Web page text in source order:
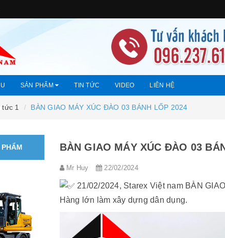
SẢN PHẨM TIN TỨC VIDEO LIÊN HỆ
1 BÀN GIAO MÁY XÚC ĐÀO 03 BÁNH LỐP 2024
BÀN GIAO MÁY XÚC ĐÀO 03
Mr Huy 22/02/2024
21/02/2024, Starex Việt nam BÀN
Hàng lớn làm xây dựng dân dụng.